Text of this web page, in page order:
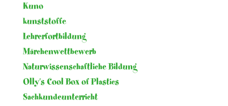
Kuno
kunststoffe
Lehrerfortbildung
Märchenwettbewerb
Naturwissenschaftliche Bildung
Olly's Cool Box of Plastics
Sachkundeunterricht